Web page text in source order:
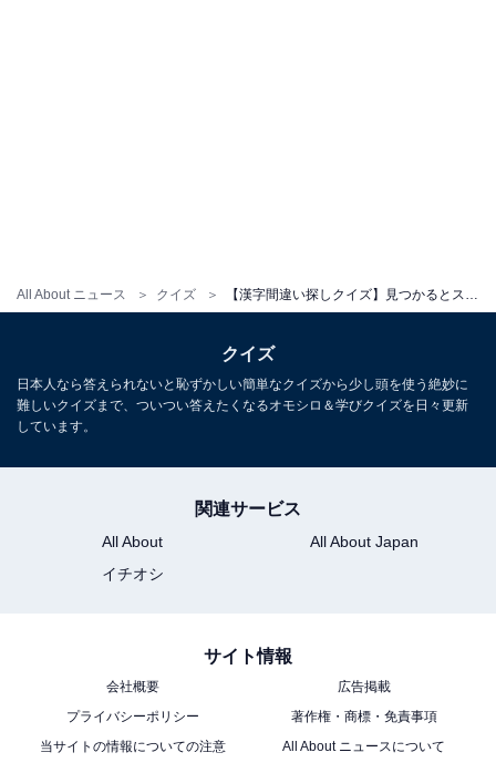
All About ニュース クイズ
クイズ
日本人なら答えられないと恥ずかしい簡単なクイズから少し頭を使う絶妙に
難しいクイズまで、ついつい答えたくなるオモシロ＆学びクイズを日々更新
しています。
関連サービス
All About
All About Japan
イチオシ
サイト情報
会社概要
広告掲載
プライバシーポリシー
著作権・商標・免責事項
当サイトの情報についての注意
All About ニュースについて